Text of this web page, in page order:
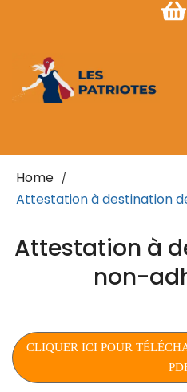
Home /
Attestation à destination
Attestation à
non-
CLIQUER ICI POUR